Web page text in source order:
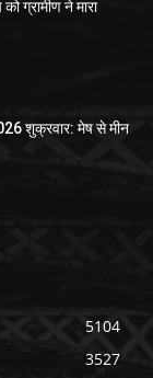
ग्रामीण ने मारा
शुक्रवार: मेष से मीन
5104
3527